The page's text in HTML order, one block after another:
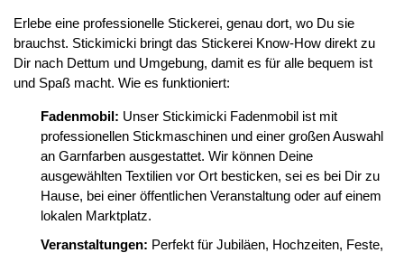
Erlebe eine professionelle Stickerei, genau dort, wo Du sie
brauchst. Stickimicki bringt das Stickerei Know-How direkt zu
Dir nach Dettum und Umgebung, damit es für alle bequem ist
und Spaß macht. Wie es funktioniert:
Fadenmobil: Unser Stickimicki Fadenmobil ist mit
professionellen Stickmaschinen und einer großen Auswahl
an Garnfarben ausgestattet. Wir können Deine
ausgewählten Textilien vor Ort besticken, sei es bei Dir zu
Hause, bei einer öffentlichen Veranstaltung oder auf einem
lokalen Marktplatz.
Veranstaltungen: Perfekt für Jubiläen, Hochzeiten, Feste,